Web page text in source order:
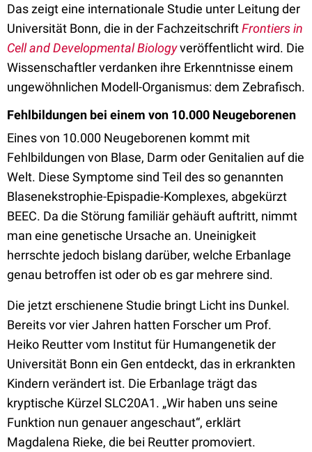
Das zeigt eine internationale Studie unter Leitung der
Universität Bonn, die in der FachzeitschriftFrontiers in
Cell and Developmental Biologyveröffentlicht wird. Die
Wissenschaftler verdanken ihre Erkenntnisse einem
ungewöhnlichen Modell-Organismus: dem Zebrafisch.
Fehlbildungen bei einem von 10.000 Neugeborenen
Eines von 10.000 Neugeborenen kommt mit
Fehlbildungen von Blase, Darm oder Genitalien auf die
Welt. Diese Symptome sind Teil des so genannten
Blasenekstrophie-Epispadie-Komplexes, abgekürzt
BEEC. Da die Störung familiär gehäuft auftritt, nimmt
man eine genetische Ursache an. Uneinigkeit
herrschte jedoch bislang darüber, welche Erbanlage
genau betroffen ist oder ob es gar mehrere sind.
Die jetzt erschienene Studie bringt Licht ins Dunkel.
Bereits vor vier Jahren hatten Forscher um Prof.
Heiko Reutter vom Institut für Humangenetik der
Universität Bonn ein Gen entdeckt, das in erkrankten
Kindern verändert ist. Die Erbanlage trägt das
kryptische Kürzel SLC20A1. „Wir haben uns seine
Funktion nun genauer angeschaut“, erklärt
Magdalena Rieke, die bei Reutter promoviert.